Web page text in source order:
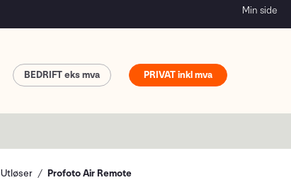
Min side
PRIVAT
BEDRIFT
Utløser Profoto Air Remote